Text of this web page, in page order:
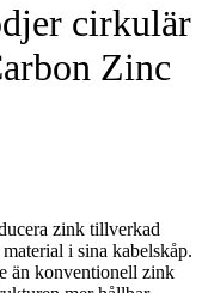
cirkulär
Zinc
zink tillverkad
i sina kabelskåp.
än konventionell zink